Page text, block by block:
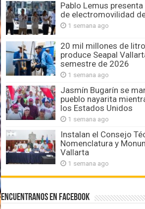
Pablo Lemus
de electromovilidad
1 semana ago
20 mil millones de
produce Seapal
semestre de 2026
1 semana ago
Jasmín Bugarín se
pueblo nayarita
los Estados Unidos
1 semana ago
Instalan el Consejo
Nomenclatura y
Vallarta
1 semana ago
Encuentranos en Facebook